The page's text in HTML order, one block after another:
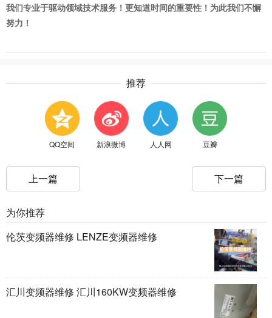
我们专业于驱动领域技术服务！更知道时间的重要性！为此我们不懈
努力！
推荐
QQ空间 新浪微博 人人网 豆瓣
上一篇 下一篇
为你推荐
伦茨变频器维修 LENZE变频器维修
汇川变频器维修 汇川160KW变频器维修